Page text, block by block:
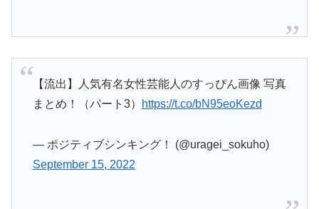
【流出】人気有名女性芸能人のすっぴん画像 写真
まとめ！（パート3）
https://t.co/bN95eoKezd
— ポジティブシンキング！ (@uragei_sokuho)
September 15, 2022